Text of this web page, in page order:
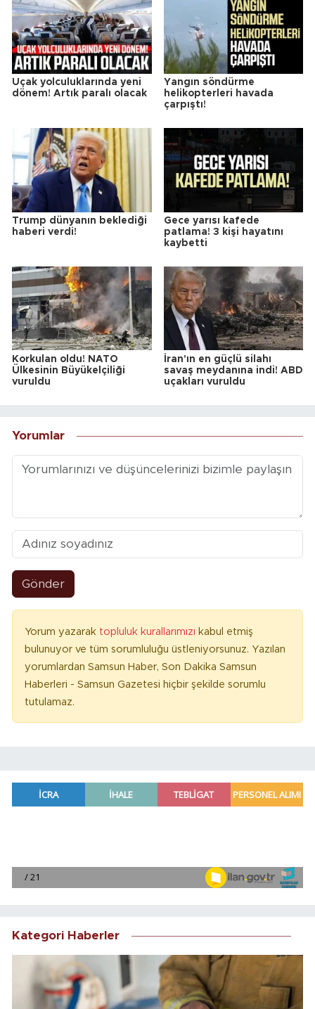
Uçak yolculuklarında yeni
dönem! Artık paralı olacak
Yangın söndürme
helikopterleri havada
çarpıştı!
Trump dünyanın beklediği
haberi verdi!
Gece yarısı kafede
patlama! 3 kişi hayatını
kaybetti
Korkulan oldu! NATO
Ülkesinin Büyükelçiliği
vuruldu
İran'ın en güçlü silahı
savaş meydanına indi! ABD
uçakları vuruldu
Yorumlar
Gönder
Yorum yazarak topluluk kurallarımızı kabul etmiş
bulunuyor ve tüm sorumluluğu üstleniyorsunuz. Yazılan
yorumlardan Samsun Haber, Son Dakika Samsun
Haberleri - Samsun Gazetesi hiçbir şekilde sorumlu
tutulamaz.
Kategori Haberler